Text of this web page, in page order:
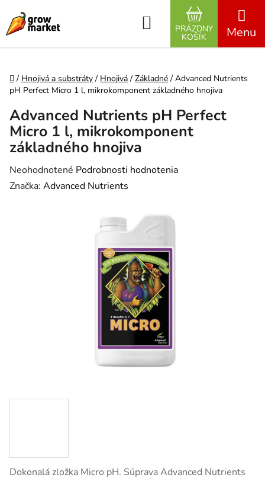
Hľadať
NÁKUPNÝ
PRÁZDNY
KOŠÍK
Domov
/ Hnojivá a substráty / Hnojivá / Základné / Advanced Nutrients
pH Perfect Micro 1 l, mikrokomponent základného hnojiva
Dokonalá zložka Micro pH. Súprava Advanced Nutrients
Advanced Nutrients pH Perfect
Micro 1 l, mikrokomponent
základného hnojiva
Priemerné hodnotenie produktu je 0,0 z 5 hviezdičiek.
Neohodnotené Podrobnosti hodnotenia
Značka: Advanced Nutrients